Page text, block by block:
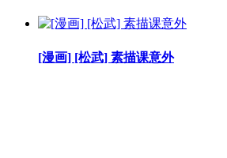
[漫画] [松武] 素描课意外